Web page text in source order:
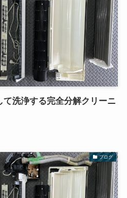
洗浄する完全分解クリーニ
ブログ